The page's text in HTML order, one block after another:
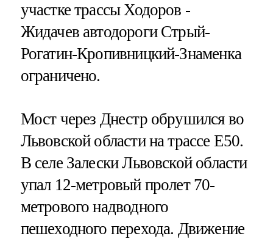
участке трассы Ходоров -
Жидачев автодороги Стрый-
Рогатин-Кропивницкий-Знаменка
ограничено.
Мост через Днестр обрушился во
Львовской области на трассе E50.
В селе Залески Львовской области
упал 12-метровый пролет 70-
метрового надводного
пешеходного перехода. Движение